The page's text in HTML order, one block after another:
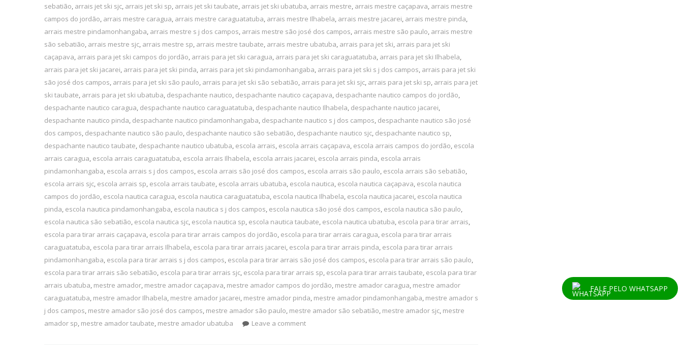
FALE PELO WHATSAPP
sebatião, arrais jet ski sjc, arrais jet ski sp, arrais jet ski taubate, arrais jet ski ubatuba, arrais mestre, arrais mestre caçapava, arrais mestre
campos do jordão, arrais mestre caragua, arrais mestre caraguatatuba, arrais mestre Ilhabela, arrais mestre jacarei, arrais mestre pinda,
arrais mestre pindamonhangaba, arrais mestre s j dos campos, arrais mestre são josé dos campos, arrais mestre são paulo, arrais mestre
são sebatião, arrais mestre sjc, arrais mestre sp, arrais mestre taubate, arrais mestre ubatuba, arrais para jet ski, arrais para jet ski
caçapava, arrais para jet ski campos do jordão, arrais para jet ski caragua, arrais para jet ski caraguatatuba, arrais para jet ski Ilhabela,
arrais para jet ski jacarei, arrais para jet ski pinda, arrais para jet ski pindamonhangaba, arrais para jet ski s j dos campos, arrais para jet ski
são josé dos campos, arrais para jet ski são paulo, arrais para jet ski são sebatião, arrais para jet ski sjc, arrais para jet ski sp, arrais para jet
ski taubate, arrais para jet ski ubatuba, despachante nautico, despachante nautico caçapava, despachante nautico campos do jordão,
despachante nautico caragua, despachante nautico caraguatatuba, despachante nautico Ilhabela, despachante nautico jacarei,
despachante nautico pinda, despachante nautico pindamonhangaba, despachante nautico s j dos campos, despachante nautico são josé
dos campos, despachante nautico são paulo, despachante nautico são sebatião, despachante nautico sjc, despachante nautico sp,
despachante nautico taubate, despachante nautico ubatuba, escola arrais, escola arrais caçapava, escola arrais campos do jordão, escola
arrais caragua, escola arrais caraguatatuba, escola arrais Ilhabela, escola arrais jacarei, escola arrais pinda, escola arrais
pindamonhangaba, escola arrais s j dos campos, escola arrais são josé dos campos, escola arrais são paulo, escola arrais são sebatião,
escola arrais sjc, escola arrais sp, escola arrais taubate, escola arrais ubatuba, escola nautica, escola nautica caçapava, escola nautica
campos do jordão, escola nautica caragua, escola nautica caraguatatuba, escola nautica Ilhabela, escola nautica jacarei, escola nautica
pinda, escola nautica pindamonhangaba, escola nautica s j dos campos, escola nautica são josé dos campos, escola nautica são paulo,
escola nautica são sebatião, escola nautica sjc, escola nautica sp, escola nautica taubate, escola nautica ubatuba, escola para tirar arrais,
escola para tirar arrais caçapava, escola para tirar arrais campos do jordão, escola para tirar arrais caragua, escola para tirar arrais
caraguatatuba, escola para tirar arrais Ilhabela, escola para tirar arrais jacarei, escola para tirar arrais pinda, escola para tirar arrais
pindamonhangaba, escola para tirar arrais s j dos campos, escola para tirar arrais são josé dos campos, escola para tirar arrais são paulo,
escola para tirar arrais são sebatião, escola para tirar arrais sjc, escola para tirar arrais sp, escola para tirar arrais taubate, escola para tirar
arrais ubatuba, mestre amador, mestre amador caçapava, mestre amador campos do jordão, mestre amador caragua, mestre amador
caraguatatuba, mestre amador Ilhabela, mestre amador jacarei, mestre amador pinda, mestre amador pindamonhangaba, mestre amador s
j dos campos, mestre amador são josé dos campos, mestre amador são paulo, mestre amador são sebatião, mestre amador sjc, mestre
amador sp, mestre amador taubate, mestre amador ubatuba Leave a comment